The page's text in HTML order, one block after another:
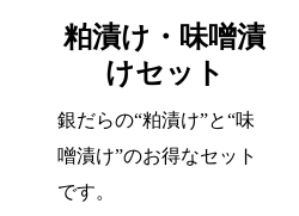
粕漬け・味噌漬
けセット
銀だらの“粕漬け”と“味
噌漬け”のお得なセット
です。